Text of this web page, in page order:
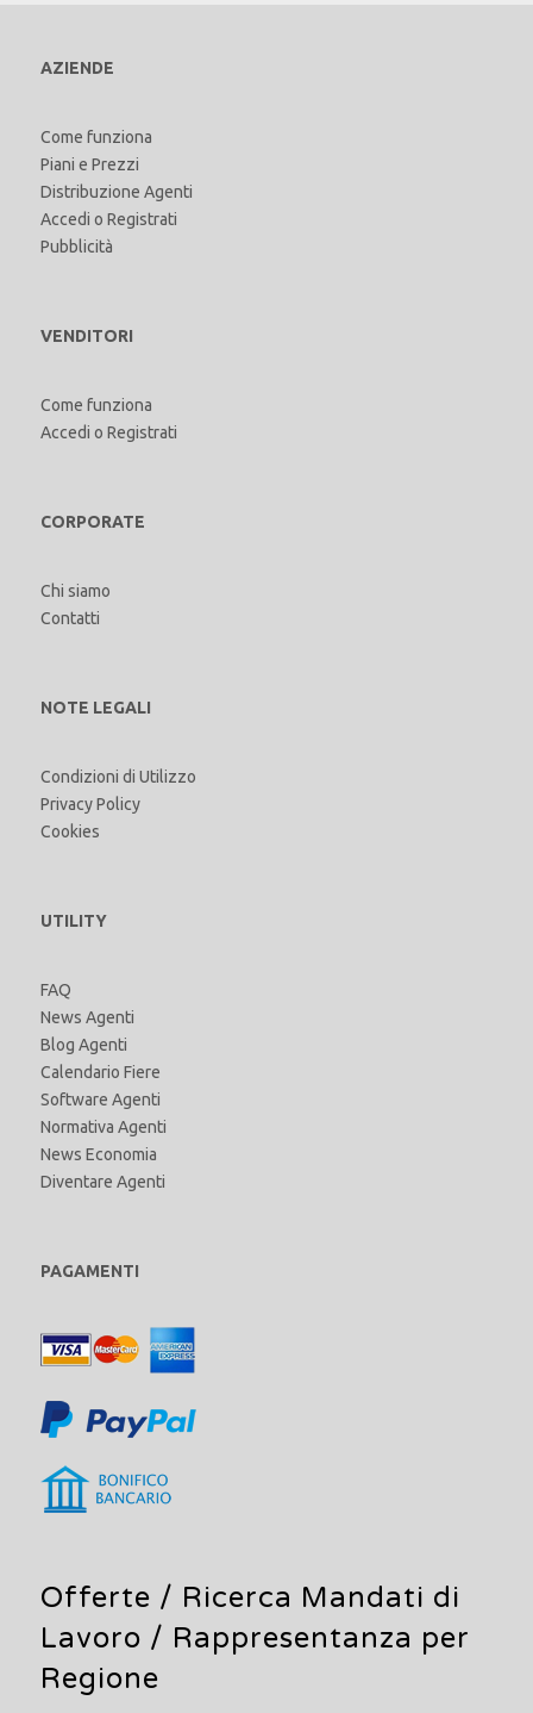
AZIENDE
Come funziona
Piani e Prezzi
Distribuzione Agenti
Accedi o Registrati
Pubblicità
VENDITORI
Come funziona
Accedi o Registrati
CORPORATE
Chi siamo
Contatti
NOTE LEGALI
Condizioni di Utilizzo
Privacy Policy
Cookies
UTILITY
FAQ
News Agenti
Blog Agenti
Calendario Fiere
Software Agenti
Normativa Agenti
News Economia
Diventare Agenti
PAGAMENTI
Offerte / Ricerca Mandati di
Lavoro / Rappresentanza per
Regione